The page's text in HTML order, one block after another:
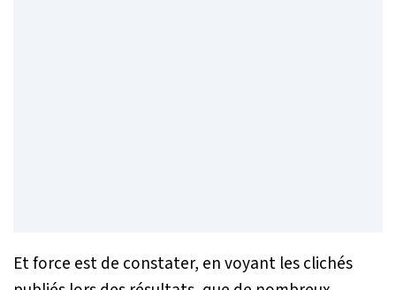
Et force est de constater, en voyant les clichés